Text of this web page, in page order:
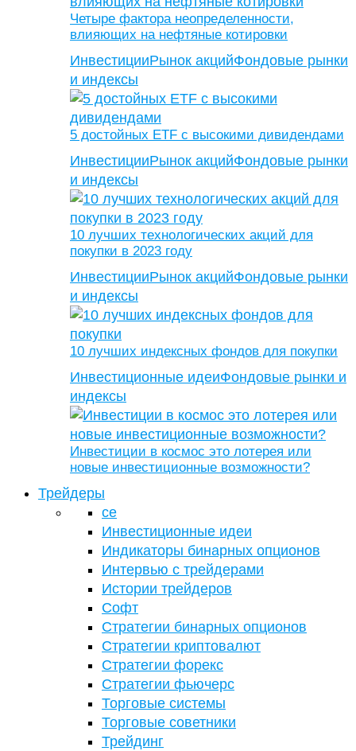
Четыре фактора неопределенности,
влияющих на нефтяные котировки
ИнвестицииРынок акцийФондовые рынки
и индексы
5 достойных ETF с высокими дивидендами
ИнвестицииРынок акцийФондовые рынки
и индексы
10 лучших технологических акций для
покупки в 2023 году
ИнвестицииРынок акцийФондовые рынки
и индексы
10 лучших индексных фондов для покупки
Инвестиционные идеиФондовые рынки и
индексы
Инвестиции в космос это лотерея или
новые инвестиционные возможности?
Трейдеры
се
Инвестиционные идеи
Индикаторы бинарных опционов
Интервью с трейдерами
Истории трейдеров
Софт
Стратегии бинарных опционов
Стратегии криптовалют
Стратегии форекс
Стратегии фьючерс
Торговые системы
Торговые советники
Трейдинг